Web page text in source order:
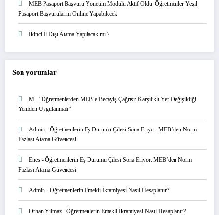
MEB Pasaport Başvuru Yönetim Modülü Aktif Oldu: Öğretmenler Yeşil
Pasaport Başvurularını Online Yapabilecek
İkinci İl Dışı Atama Yapılacak mı ?
Son yorumlar
M - “Öğretmenlerden MEB’e Becayiş Çağrısı: Karşılıklı Yer Değişikliği
Yeniden Uygulanmalı”
Admin - Öğretmenlerin Eş Durumu Çilesi Sona Eriyor: MEB’den Norm
Fazlası Atama Güvencesi
Enes - Öğretmenlerin Eş Durumu Çilesi Sona Eriyor: MEB’den Norm
Fazlası Atama Güvencesi
Admin - Öğretmenlerin Emekli İkramiyesi Nasıl Hesaplanır?
Orhan Yılmaz - Öğretmenlerin Emekli İkramiyesi Nasıl Hesaplanır?